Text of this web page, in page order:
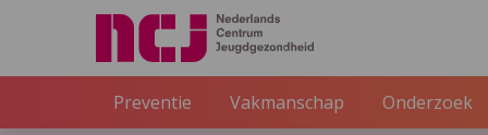
Preventie Vakmanschap Onderzoek